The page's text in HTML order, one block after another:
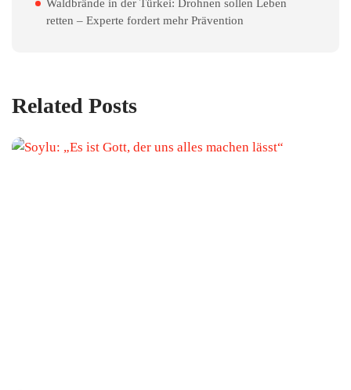
Waldbrände in der Türkei: Drohnen sollen Leben
retten – Experte fordert mehr Prävention
Related Posts